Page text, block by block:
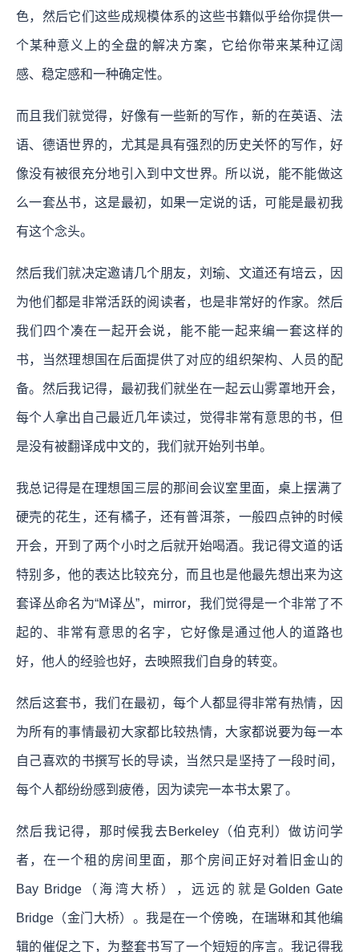
色，然后它们这些成规模体系的这些书籍似乎给你提供一
个某种意义上的全盘的解决方案，它给你带来某种辽阔
感、稳定感和一种确定性。
而且我们就觉得，好像有一些新的写作，新的在英语、法
语、德语世界的，尤其是具有强烈的历史关怀的写作，好
像没有被很充分地引入到中文世界。所以说，能不能做这
么一套丛书，这是最初，如果一定说的话，可能是最初我
有这个念头。
然后我们就决定邀请几个朋友，刘瑜、文道还有培云，因
为他们都是非常活跃的阅读者，也是非常好的作家。然后
我们四个凑在一起开会说，能不能一起来编一套这样的
书，当然理想国在后面提供了对应的组织架构、人员的配
备。然后我记得，最初我们就坐在一起云山雾罩地开会，
每个人拿出自己最近几年读过，觉得非常有意思的书，但
是没有被翻译成中文的，我们就开始列书单。
我总记得是在理想国三层的那间会议室里面，桌上摆满了
硬壳的花生，还有橘子，还有普洱茶，一般四点钟的时候
开会，开到了两个小时之后就开始喝酒。我记得文道的话
特别多，他的表达比较充分，而且也是他最先想出来为这
套译丛命名为“M译丛”，mirror，我们觉得是一个非常了不
起的、非常有意思的名字， 它好像是通过他人的道路也
好，他人的经验也好，去映照我们自身的转变。
然后这套书，我们在最初，每个人都显得非常有热情，因
为所有的事情最初大家都比较热情，大家都说要为每一本
自己喜欢的书撰写长的导读，当然只是坚持了一段时间，
每个人都纷纷感到疲倦，因为读完一本书太累了。
然后我记得，那时候我去Berkeley（伯克利）做访问学
者，在一个租的房间里面，那个房间正好对着旧金山的
Bay Bridge（海湾大桥），远远的就是Golden Gate
Bridge（金门大桥）。我是在一个傍晚，在瑞琳和其他编
辑的催促之下，为整套书写了一个短短的序言。我记得我